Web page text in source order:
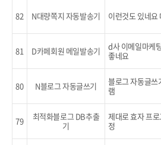
82 N대량쪽지 자동발송기 이런것도 있네요
81 D카페회원 메일발송기
d사 이메일마케
좋네요
80 N블로그 자동글쓰기
블로그 자동글쓰
램
79
최적화블로그 DB추출
기
제대로 효자 프
정